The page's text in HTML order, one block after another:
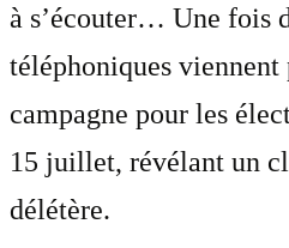
à s’écouter… Une fois
téléphoniques viennent
campagne pour les
15 juillet, révélant un
délétère.